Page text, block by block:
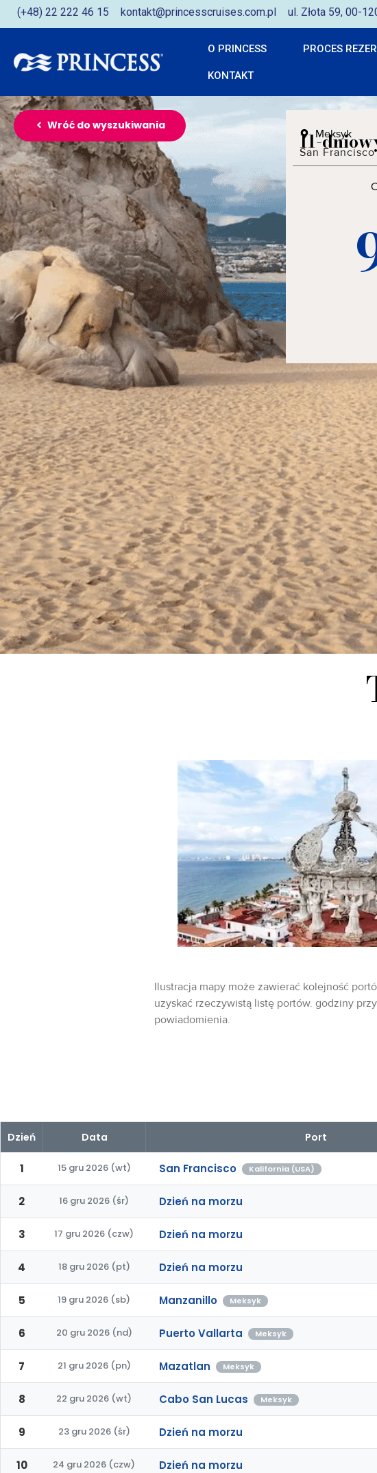
(+48) 22 222 46 15 kontakt@princesscruises.com.pl ul. Złota 59, 00-
O PRINCESS PROCES
KONTAKT
Wróć do wyszukiwania
Meksyk
11-
San Francisco
Ilustracja mapy może zawierać kolejność
uzyskać rzeczywistą listę portów. godziny
powiadomienia.
Dzień Data Port
1 15 gru 2026 (wt) San Francisco Kalifornia (USA)
2 16 gru 2026 (śr) Dzień na morzu
3 17 gru 2026 (czw) Dzień na morzu
4 18 gru 2026 (pt) Dzień na morzu
5 19 gru 2026 (sb) Manzanillo Meksyk
6 20 gru 2026 (nd) Puerto Vallarta Meksyk
7 21 gru 2026 (pn) Mazatlan Meksyk
8 22 gru 2026 (wt) Cabo San Lucas Meksyk
9 23 gru 2026 (śr) Dzień na morzu
10 24 gru 2026 (czw) Dzień na morzu